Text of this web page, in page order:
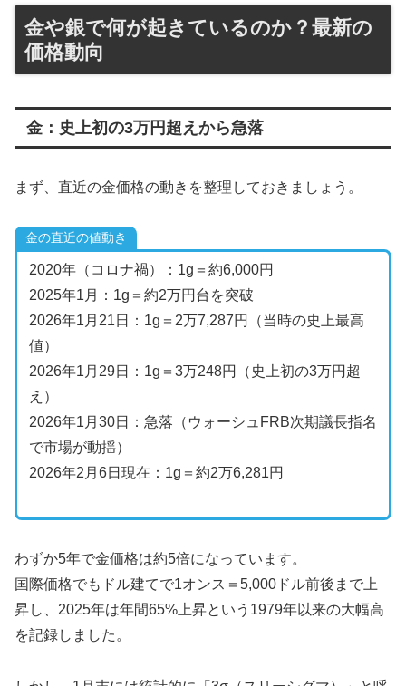
金や銀で何が起きているのか？最新の
価格動向
金：史上初の3万円超えから急落
まず、直近の金価格の動きを整理しておきましょう。
金の直近の値動き
2020年（コロナ禍）：1g＝約6,000円
2025年1月：1g＝約2万円台を突破
2026年1月21日：1g＝2万7,287円（当時の史上最高
値）
2026年1月29日：1g＝3万248円（史上初の3万円超
え）
2026年1月30日：急落（ウォーシュFRB次期議長指名
で市場が動揺）
2026年2月6日現在：1g＝約2万6,281円
わずか5年で金価格は約5倍になっています。
国際価格でもドル建てで1オンス＝5,000ドル前後まで上
昇し、2025年は年間65%上昇という1979年以来の大幅高
を記録しました。